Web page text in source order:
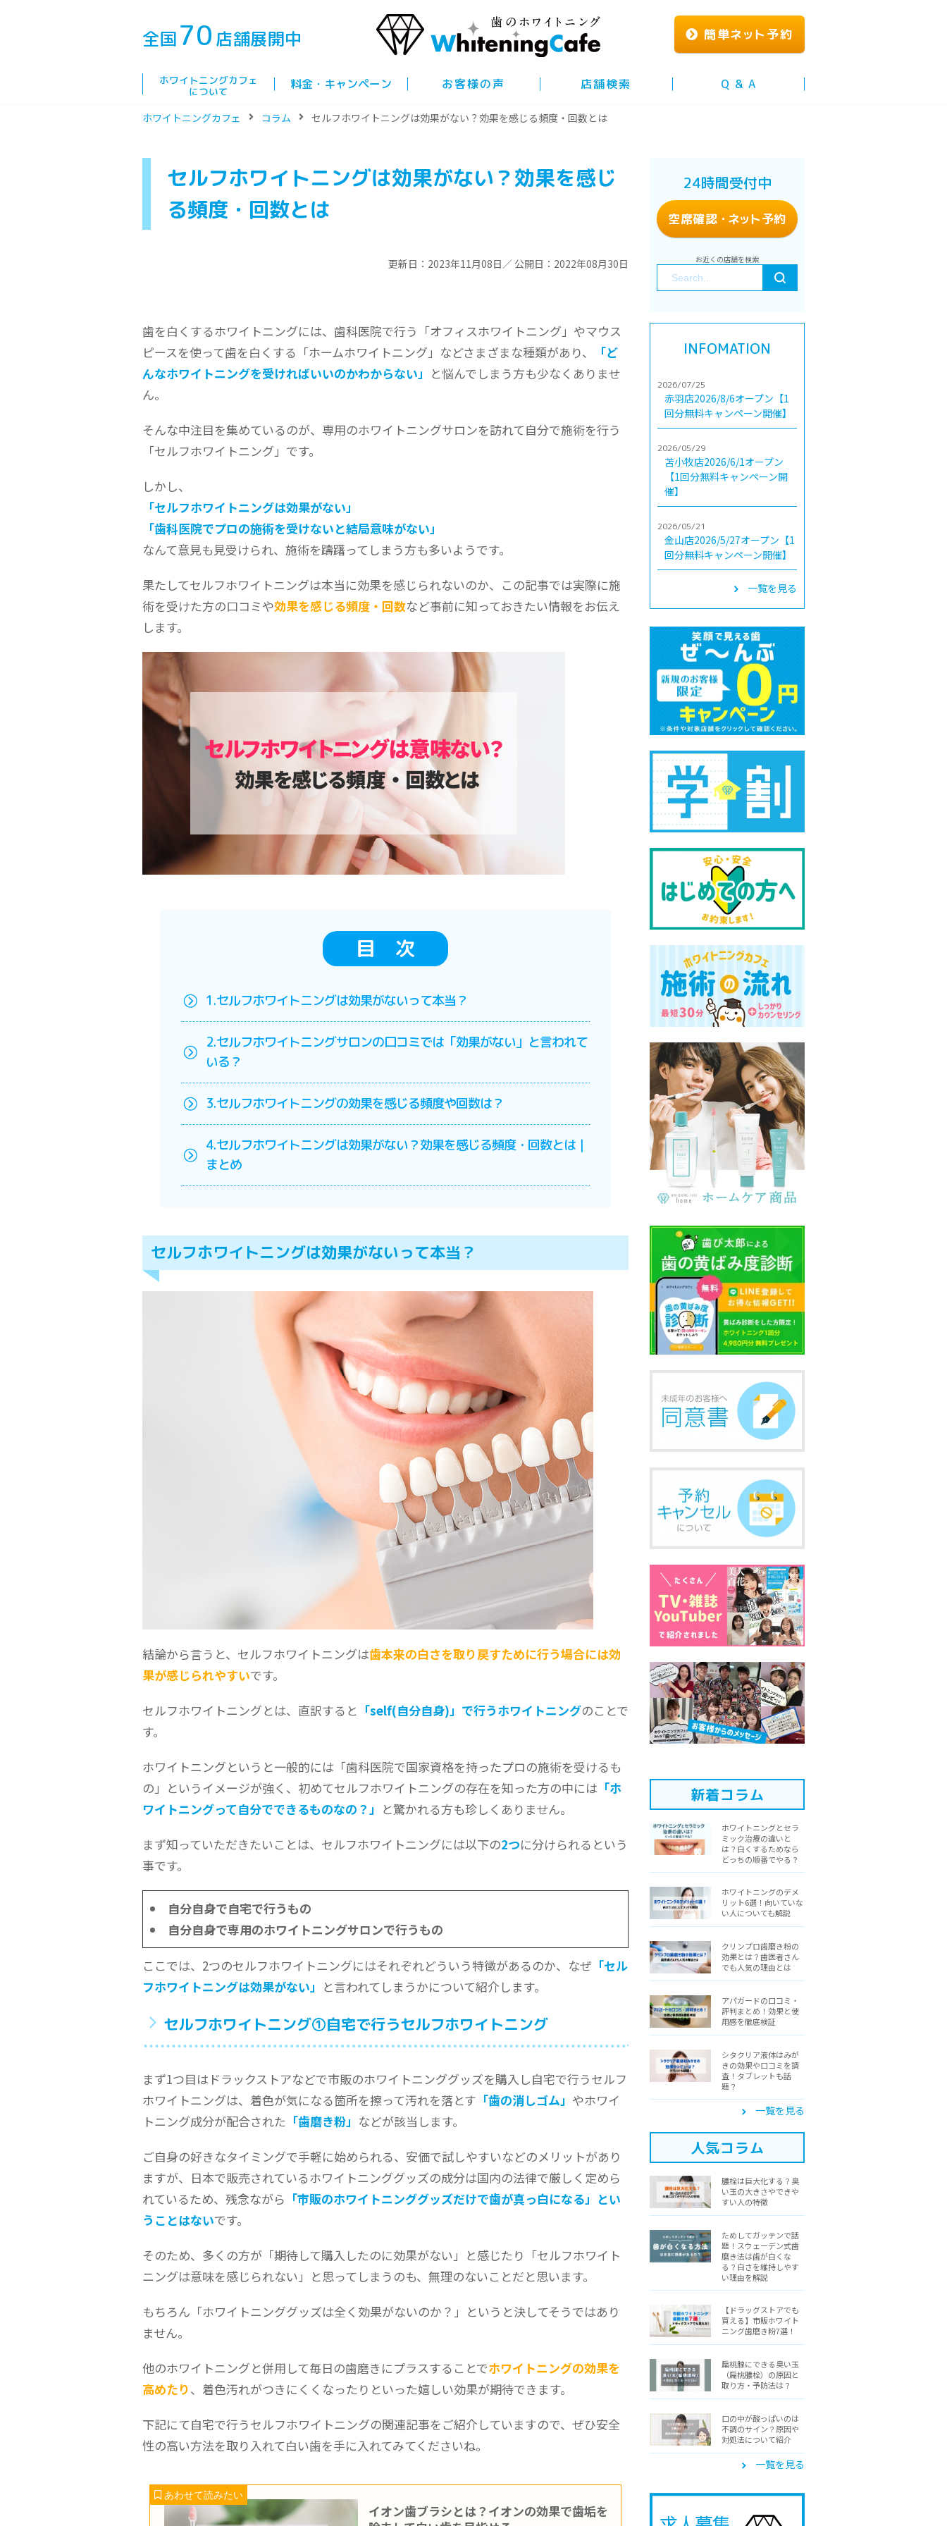
全国70 店舗展開中 簡単ネッ ト予約
ホワイトニングカフェ
について
料金・キャンペーン お客様の声 店舗検索 Q & A
ホワイトニングカフェ コラム セルフホワイトニングは効果がない？効果を感じる頻度・回数とは
セルフホワイトニングは効果がない？効果を感じ
る頻度・回数とは
更新日：2023年11月08日／ 公開日：2022年08月30日
歯を白くするホワイトニングには、歯科医院で行う「オフィスホワイトニング」やマウス
ピースを使って歯を白くする「ホームホワイトニング」などさまざまな種類があり、
「ど
んなホワイトニングを受ければいいのかわからない」 と悩んでしまう方も少なくありませ
ん。
そんな中注目を集めているのが、専用のホワイトニングサロンを訪れて自分で施術を行う
「セルフホワイトニング」です。
しかし、
「セルフホワイトニングは効果がない」
「歯科医院でプロの施術を受けないと結局意味がない」
なんて意見も見受けられ、施術を躊躇ってしまう方も多いようです。
果たしてセルフホワイトニングは本当に効果を感じられないのか、この記事では実際に施
術を受けた方の口コミや効果を感じる頻度・回数など事前に知っておきたい情報をお伝え
します。
目 次
1.セルフホワイトニングは効果がないって本当？
2.セルフホワイトニングサロンの口コミでは「効果がない」と言われて
いる？
3.セルフホワイトニングの効果を感じる頻度や回数は？
4.セルフホワイトニングは効果がない？効果を感じる頻度・回数とは｜
まとめ
セルフホワイトニングは効果がないって本当？
結論から言うと、セルフホワイトニングは歯本来の白さを取り戻すために行う場合には効
果が感じられやすいです。
セルフホワイトニングとは、直訳すると 「self(自分自身)」で行うホワイトニングのことで
す。
ホワイトニングというと一般的には「歯科医院で国家資格を持ったプロの施術を受けるも
の」というイメージが強く、初めてセルフホワイトニングの存在を知った方の中には 「ホ
ワイトニングって自分でできるものなの？」 と驚かれる方も珍しくありません。
まず知っていただきたいことは、セルフホワイトニングには以下の2つに分けられるという
事です。
自分自身で自宅で行うもの
自分自身で専用のホワイトニングサロンで行うもの
ここでは、2つのセルフホワイトニングにはそれぞれどういう特徴があるのか、なぜ 「セル
フホワイトニングは効果がない」 と言われてしまうかについて紹介します。
セルフホワイトニング①自宅で行うセルフホワイトニング
まず1つ目はドラックストアなどで市販のホワイトニンググッズを購入し自宅で行うセルフ
ホワイトニングは、着色が気になる箇所を擦って汚れを落とす 「歯の消しゴム」 やホワイ
トニング成分が配合された 「歯磨き粉」 などが該当します。
ご自身の好きなタイミングで手軽に始められる、安価で試しやすいなどのメリットがあり
ますが、日本で販売されているホワイトニンググッズの成分は国内の法律で厳しく定めら
れているため、残念ながら 「市販のホワイトニンググッズだけで歯が真っ白になる」とい
うことはないです。
そのため、多くの方が「期待して購入したのに効果がない」と感じたり「セルフホワイト
ニングは意味を感じられない」と思ってしまうのも、無理のないことだと思います。
もちろん「ホワイトニンググッズは全く効果がないのか？」というと決してそうではあり
ません。
他のホワイトニングと併用して毎日の歯磨きにプラスすることでホワイトニングの効果を
高めたり、着色汚れがつきにくくなったりといった嬉しい効果が期待できます。
下記にて自宅で行うセルフホワイトニングの関連記事をご紹介していますので、ぜひ安全
性の高い方法を取り入れて白い歯を手に入れてみてくださいね。
イオン歯ブラシとは？イオンの効果で歯垢を
24時間受付中
空席確認 ・ネット予約
お近くの店舗を検索
INFOMATION
2026/07/25
赤羽店2026/8/6オープン【1
回分無料キャンペーン開催】
2026/05/29
苫小牧店2026/6/1オープン
【1回分無料キャンペーン開
催】
2026/05/21
金山店2026/5/27オープン【1
回分無料キャンペーン開催】
一覧を見る
新着コラム
ホワイトニングとセラ
ミック治療の違いと
は？白くするためなら
どっちの順番でやる？
ホワイトニングのデメ
リット6選！向いていな
い人についても解説
クリンプロ歯磨き粉の
効果とは？歯医者さん
でも人気の理由とは
アパガードの口コミ・
評判まとめ！効果と使
用感を徹底検証
シタクリア液体はみが
きの効果や口コミを調
査！タブレットも話
題？
一覧を見る
人気コラム
膿栓は巨大化する？臭
い玉の大きさやできや
すい人の特徴
ためしてガッテンで話
題！スウェーデン式歯
磨き法は歯が白くな
る？白さを維持しやす
い理由を解説
【ドラッグストアでも
買える】市販ホワイト
ニング歯磨き粉7選！
扁桃腺にできる臭い玉
（扁桃膿栓）の原因と
取り方・予防法は？
口の中が酸っぱいのは
不調のサイン？原因や
対処法について紹介
一覧を見る